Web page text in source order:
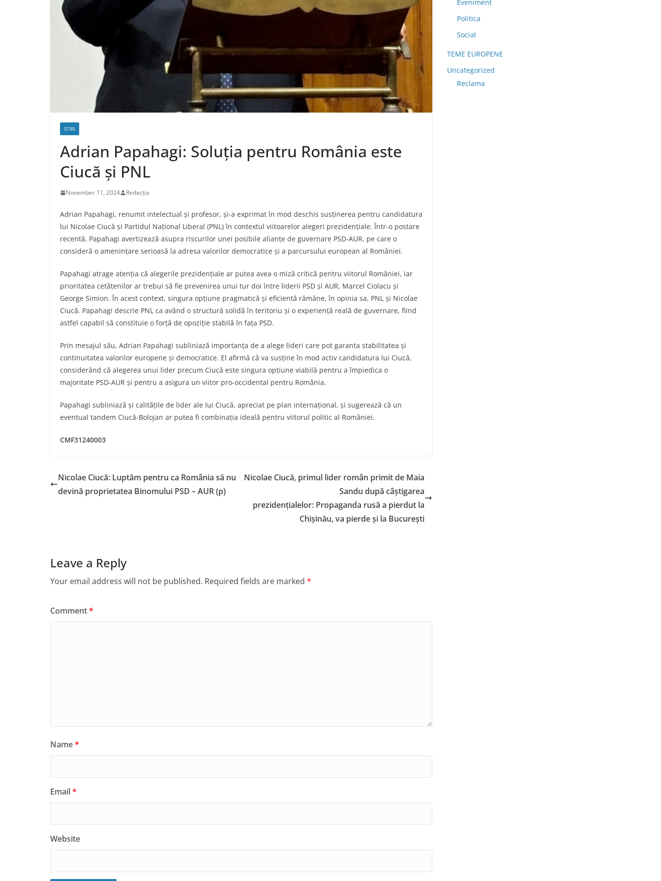
STIRI
Adrian Papahagi: Soluția pentru România este
Ciucă și PNL
November 11, 2024 Redacția
Adrian Papahagi, renumit intelectual și profesor, și-a exprimat în mod deschis susținerea pentru candidatura
lui Nicolae Ciucă și Partidul Național Liberal (PNL) în contextul viitoarelor alegeri prezidențiale. Într-o postare
recentă, Papahagi avertizează asupra riscurilor unei posibile alianțe de guvernare PSD-AUR, pe care o
consideră o amenințare serioasă la adresa valorilor democratice și a parcursului european al României.
Papahagi atrage atenția că alegerile prezidențiale ar putea avea o miză critică pentru viitorul României, iar
prioritatea cetățenilor ar trebui să fie prevenirea unui tur doi între liderii PSD și AUR, Marcel Ciolacu și
George Simion. În acest context, singura opțiune pragmatică și eficientă rămâne, în opinia sa, PNL și Nicolae
Ciucă. Papahagi descrie PNL ca având o structură solidă în teritoriu și o experiență reală de guvernare, fiind
astfel capabil să constituie o forță de opoziție stabilă în fața PSD.
Prin mesajul său, Adrian Papahagi subliniază importanța de a alege lideri care pot garanta stabilitatea și
continuitatea valorilor europene și democratice. El afirmă că va susține în mod activ candidatura lui Ciucă,
considerând că alegerea unui lider precum Ciucă este singura opțiune viabilă pentru a împiedica o
majoritate PSD-AUR și pentru a asigura un viitor pro-occidental pentru România.
Papahagi subliniază și calitățile de lider ale lui Ciucă, apreciat pe plan internațional, și sugerează că un
eventual tandem Ciucă-Bolojan ar putea fi combinația ideală pentru viitorul politic al României.
CMF31240003
Nicolae Ciucă: Luptăm pentru ca România să nu
devină proprietatea Binomului PSD – AUR (p)
Nicolae Ciucă, primul lider român primit de Maia
Sandu după câștigarea
prezidențialelor: Propaganda rusă a pierdut la
Chișinău, va pierde și la București
Leave a Reply
Your email address will not be published. Required fields are marked *
Comment*
Name*
Email*
Website
Eveniment
Politica
Social
TEME EUROPENE
Uncategorized
Reclama